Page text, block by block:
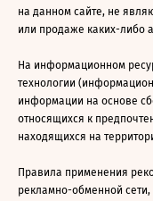
на данном сайте, не
или продаже каких-либо
На информационном
технологии
информации на основе
относящихся к
находящихся на
Правила применения
рекламно-обменной